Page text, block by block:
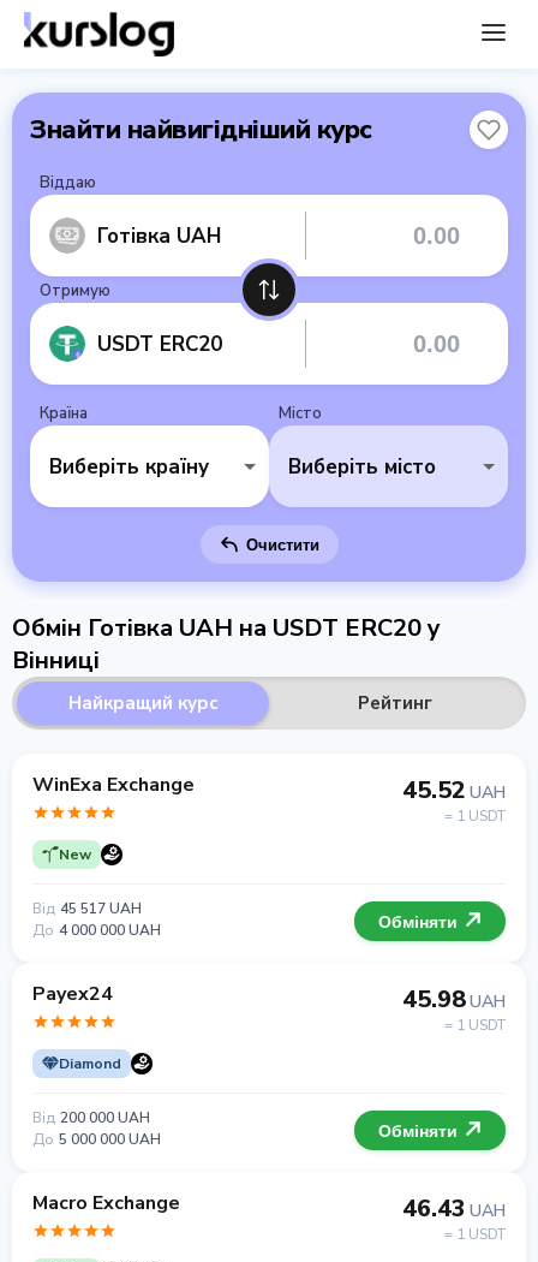
Знайти найвигідніший курс
Віддаю
Готівка UAH
Отримую
USDT ERC20
Країна
Виберіть країну
Місто
Виберіть місто
Очистити
Обмін Готівка UAH на USDT ERC20 у
Вінниці
Найкращий курс Рейтинг
WinExa Exchange
New
45.52 UAH
= 1 USDT
Від 45 517 UAH
До 4 000 000 UAH Обміняти
Payex24
Diamond
45.98UAH
= 1 USDT
Від 200 000 UAH
До 5 000 000 UAH Обміняти
Macro Exchange 46.43 UAH
= 1 USDT